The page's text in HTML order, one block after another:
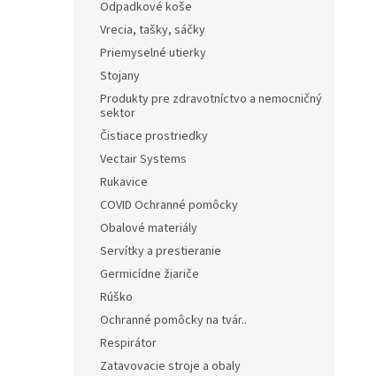
Odpadkové koše
Vrecia, tašky, sáčky
Priemyselné utierky
Stojany
Produkty pre zdravotníctvo a nemocničný
sektor
Čistiace prostriedky
Vectair Systems
Rukavice
COVID Ochranné pomôcky
Obalové materiály
Servítky a prestieranie
Germicídne žiariče
Rúško
Ochranné pomôcky na tvár..
Respirátor
Zatavovacie stroje a obaly